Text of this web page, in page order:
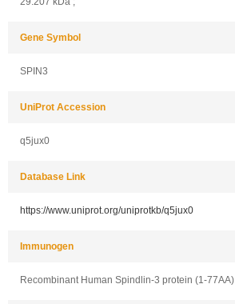
Gene Symbol
SPIN3
UniProt Accession
q5jux0
Database Link
https://www.uniprot.org/uniprotkb/q5jux0
Immunogen
Recombinant Human Spindlin-3 protein (1-77AA)